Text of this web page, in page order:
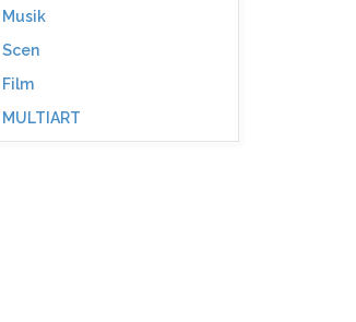
Musik
Scen
Film
MULTIART